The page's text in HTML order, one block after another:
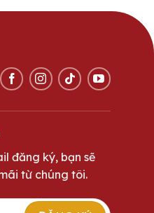
đăng ký, bạn sẽ
từ chúng tôi.